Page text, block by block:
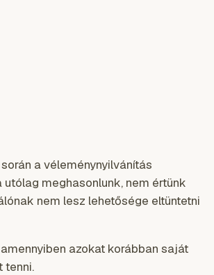
a véleménynyilvánítás
meghasonlunk, nem értünk
nem lesz lehetősége eltüntetni
azokat korábban saját
tenni.